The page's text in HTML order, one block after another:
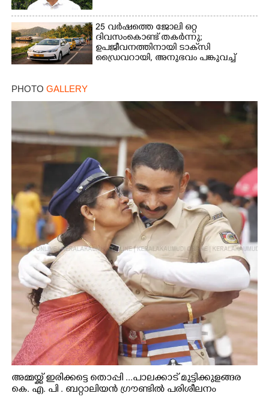
25 വർഷത്തെ ജോലി ഒറ്റ
ദിവസംകൊണ്ട് തകർന്നു;
ഉപജീവനത്തിനായി ടാക്‌സി
ഡ്രൈവറായി,​ അനുഭവം പങ്കുവച്ച്
PHOTO GALLERY
അമ്മയ്ക്ക് ഇരിക്കട്ടെ തൊപ്പി ...പാലക്കാട് മുട്ടിക്കുളങ്ങര
കെ. എ. പി . ബറ്റാലിയൻ ഗ്രൗണ്ടിൽ പരിശീലനം